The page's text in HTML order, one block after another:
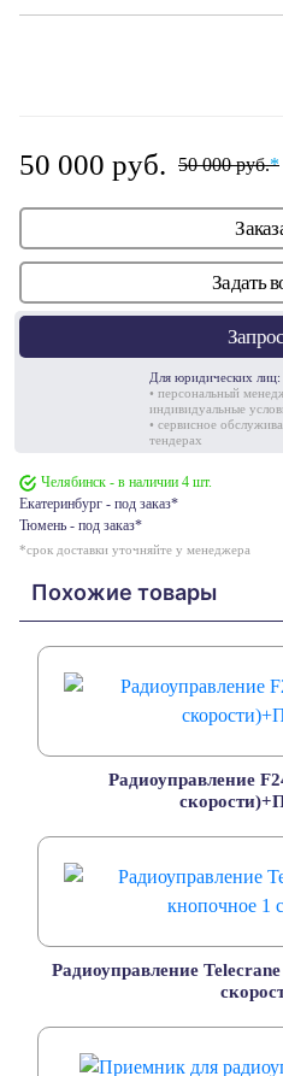
50 000 руб. 50 000 руб.*
Задать
Для юридических лиц:
• персональный
индивидуальные
• сервисное
тендерах
Челябинск - в наличии 4 шт.
Екатеринбург - под заказ*
Тюмень - под заказ*
*срок доставки уточняйте у менеджера
Похожие товары
Радиоуправление
Радиоуправление